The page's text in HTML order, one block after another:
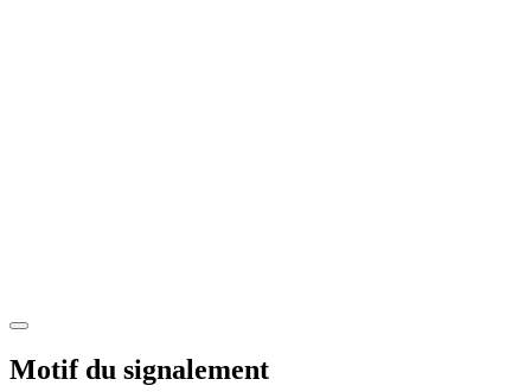
Motif du signalement